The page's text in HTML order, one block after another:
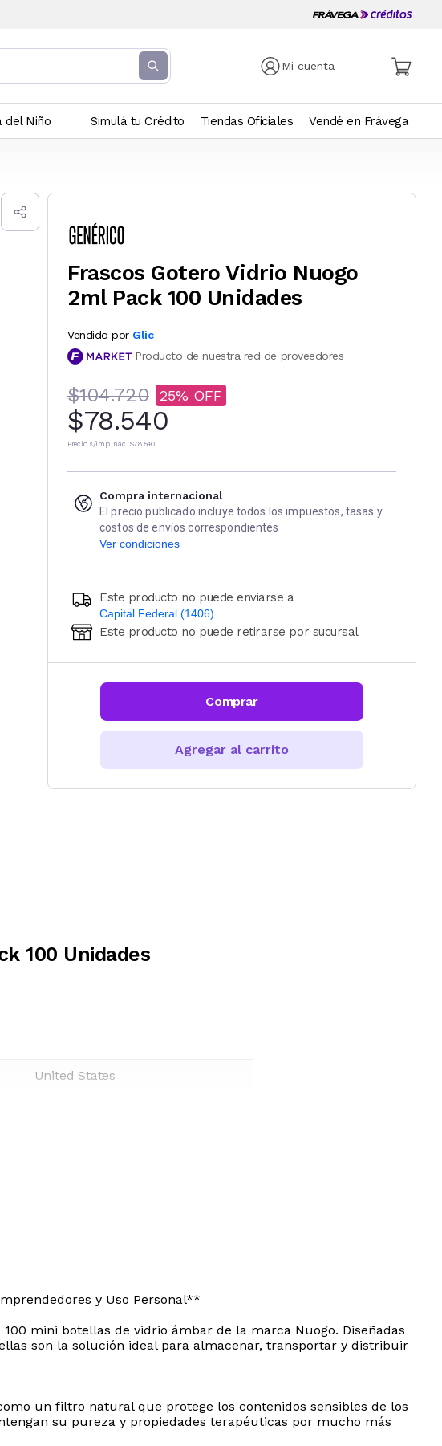
Mi cuenta
del Niño Simulá tu Crédito Tiendas Oficiales Vendé en Frávega
Frascos Gotero Vidrio Nuogo
2ml Pack 100 Unidades
Vendido por Glic
Producto de nuestra red de proveedores
$104.720 25
$78.540
Precio s/imp. nac. $78.540
Compra internacional
El precio publicado incluye todos los impuestos, tasas y
costos de envíos correspondientes
Ver condiciones
Este producto no puede enviarse a
Capital Federal (1406)
Ingresá código postal (sólo números)
CALCULAR
Este producto no puede retirarse por sucursal
Comprar
Agregar al carrito
100 Unidades
United States
y Uso Personal**
mini botellas de vidrio ámbar de la marca Nuogo. Diseñadas
son la solución ideal para almacenar, transportar y distribuir
un filtro natural que protege los contenidos sensibles de los
su pureza y propiedades terapéuticas por mucho más